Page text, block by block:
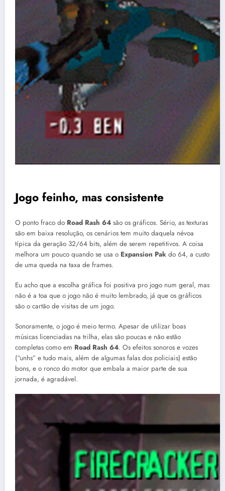
Jogo feinho, mas consistente
O ponto fraco do Road Rash 64 são os gráficos. Sério, as texturas
são em baixa resolução, os cenários tem muito daquela névoa
típica da geração 32/64 bits, além de serem repetitivos. A coisa
melhora um pouco quando se usa o Expansion Pak do 64, a custo
de uma queda na taxa de frames.
Eu acho que a escolha gráfica foi positiva pro jogo num geral, mas
não é a toa que o jogo não é muito lembrado, já que os gráficos
são o cartão de visitas de um jogo.
Sonoramente, o jogo é meio termo. Apesar de utilizar boas
músicas licenciadas na trilha, elas são poucas e não estão
completas como em Road Rash 64. Os efeitos sonoros e vozes
(“unhs” e tudo mais, além de algumas falas dos policiais) estão
bons, e o ronco do motor que embala a maior parte de sua
jornada, é agradável.